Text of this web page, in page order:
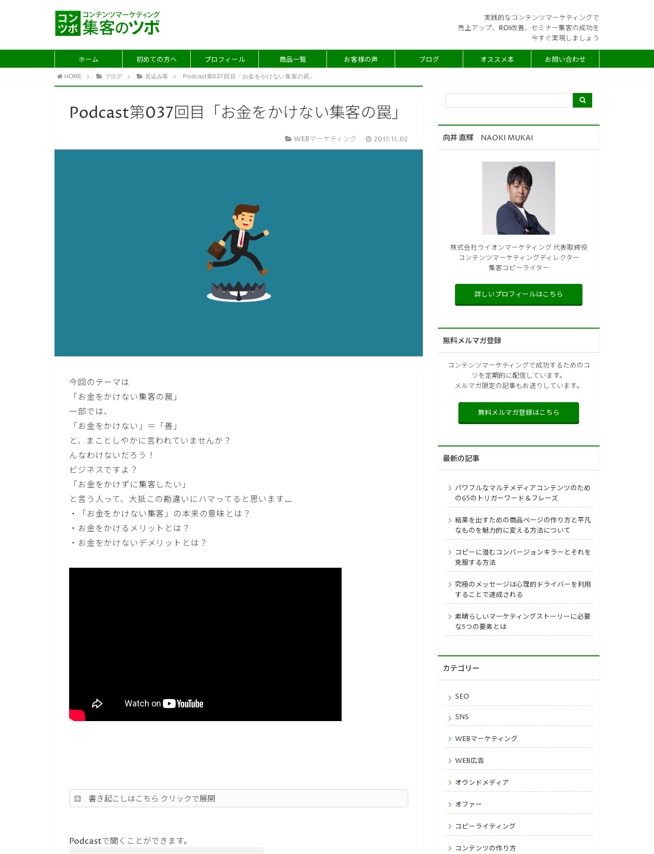
実践的なコンテンツマーケティングで
売上アップ、ROI改善、セミナー集客の成功を
今すぐ実現しましょう
ホーム 初めての方へ プロフィール 商品一覧 お客様の声 ブログ オススメ本 お問い合わせ
HOME ブログ 見込み客 Podcast第037回目「お金をかけない集客の罠」
Podcast第037回目「お金をかけない集客の罠」
WEBマーケティング 2017.11.02
今回のテーマは
「お金をかけない集客の罠」
一部では、
「お金をかけない」＝「善」
と、まことしやかに言われていませんか？
んなわけないだろう！
ビジネスですよ？
「お金をかけずに集客したい」
と言う人って、大抵この勘違いにハマってると思います…
・「お金をかけない集客」の本来の意味とは？
・お金をかけるメリットとは？
・お金をかけないデメリットとは？
書き起こしはこちら クリックで展開
Podcastで聞くことができます。
向井 直輝 NAOKI MUKAI
株式会社ライオンマーケティング 代表取締役
コンテンツマーケティングディレクター
集客コピーライター
詳しいプロフィールはこちら
無料メルマガ登録
コンテンツマーケティングで成功するためのコ
ツを定期的に配信しています。
メルマガ限定の記事もお送りしています。
無料メルマガ登録はこちら
最新の記事
パワフルなマルチメディアコンテンツのため
の65のトリガーワード＆フレーズ
結果を出すための商品ページの作り方と平凡
なものを魅力的に変える方法について
コピーに潜むコンバージョンキラーとそれを
克服する方法
究極のメッセージは心理的ドライバーを利用
することで達成される
素晴らしいマーケティングストーリーに必要
な5つの要素とは
カテゴリー
SEO
SNS
WEBマーケティング
WEB広告
オウンドメディア
オファー
コピーライティング
コンテンツの作り方